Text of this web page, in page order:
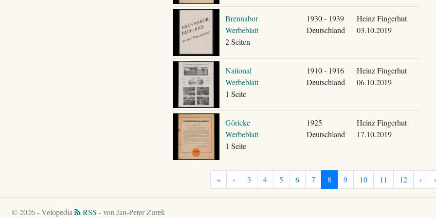
Brennabor
Werbeblatt
2 Seiten
1930 - 1939
Deutschland
Heinz Fingerhut
03.10.2019
National
Werbeblatt
1 Seite
1910 - 1916
Deutschland
Heinz Fingerhut
06.10.2019
Göricke
Werbeblatt
1 Seite
1925
Deutschland
Heinz Fingerhut
17.10.2019
« ‹ 3 4 5 6 7 8 9 10 11 12 ›
© 2026 - Velopedia RSS - von Jan-Peter Zurek